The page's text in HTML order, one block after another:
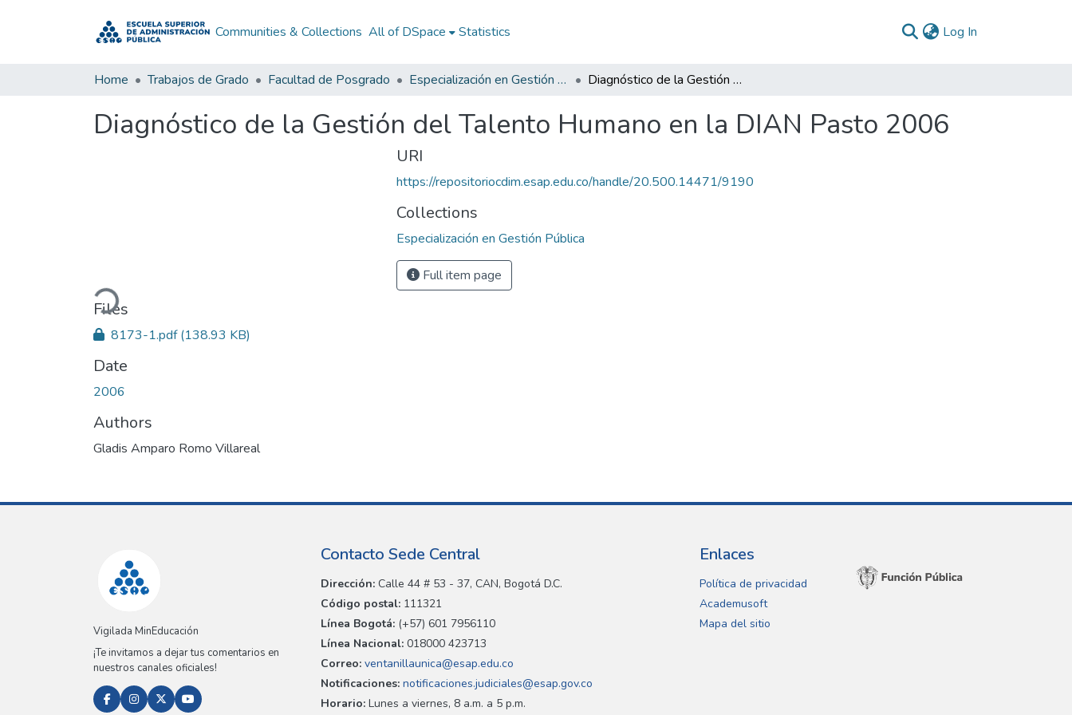
Communities & Collections All of DSpace Statistics Log In
Home Trabajos de Grado Facultad de Posgrado Especialización en Gestión Pública Diagnóstico de la Gestión del Talento Humano en la DIAN Pasto 2006
Diagnóstico de la Gestión del Talento Humano en la DIAN Pasto 2006
Loading...
Files
8173-1.pdf(138.93 KB)
Date
2006
Authors
Gladis Amparo Romo Villareal
URI
https://repositoriocdim.esap.edu.co/handle/20.500.14471/9190
Collections
Especialización en Gestión Pública
Full item page
Vigilada MinEducación
¡Te invitamos a dejar tus comentarios en
nuestros canales oficiales!
Contacto Sede Central
Dirección: Calle 44 # 53 - 37, CAN, Bogotá D.C.
Código postal: 111321
Línea Bogotá: (+57) 601 7956110
Línea Nacional: 018000 423713
Correo: ventanillaunica@esap.edu.co
Notificaciones: notificaciones.judiciales@esap.gov.co
Horario: Lunes a viernes, 8 a.m. a 5 p.m.
Enlaces
Política de privacidad
Academusoft
Mapa del sitio